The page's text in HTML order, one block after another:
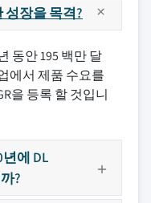
성장을 목격?
동안 195 백만 달
에서 제품 수요를
을 등록 할 것입니
에 DL
?